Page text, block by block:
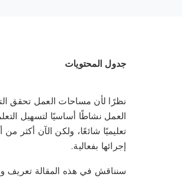
جدول المحتويات
نظرًا لأن مساحات العمل تحقق
العمل نشاطًا أساسيًا لتسهيل
تعليميًا شائعًا، ولكن الآن
إجرائها بفعالية.
سنناقش في هذه المقالة تعريف